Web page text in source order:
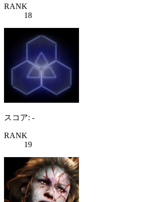
RANK
18
スコア: -
RANK
19